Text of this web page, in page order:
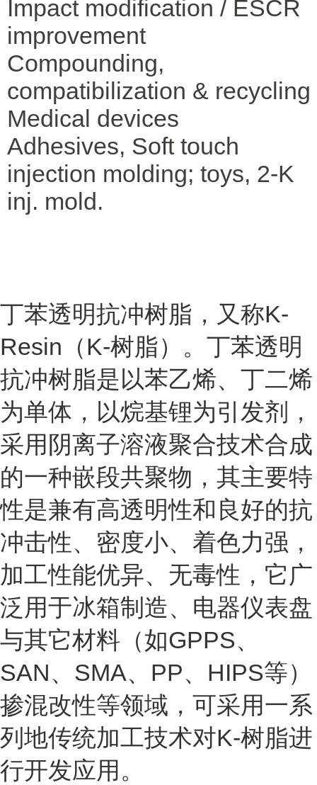
Impact modification / ESCR
improvement
Compounding,
compatibilization & recycling
Medical devices
Adhesives, Soft touch
injection molding; toys, 2-K
inj. mold.
丁苯透明抗冲树脂，又称K-
Resin（K-树脂）。丁苯透明
抗冲树脂是以苯乙烯、丁二烯
为单体，以烷基锂为引发剂，
采用阴离子溶液聚合技术合成
的一种嵌段共聚物，其主要特
性是兼有高透明性和良好的抗
冲击性、密度小、着色力强，
加工性能优异、无毒性，它广
泛用于冰箱制造、电器仪表盘
与其它材料（如GPPS、
SAN、SMA、PP、HIPS等）
掺混改性等领域，可采用一系
列地传统加工技术对K-树脂进
行开发应用。